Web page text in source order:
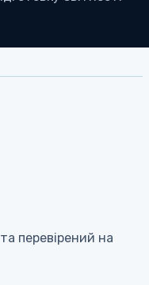
перевірений на